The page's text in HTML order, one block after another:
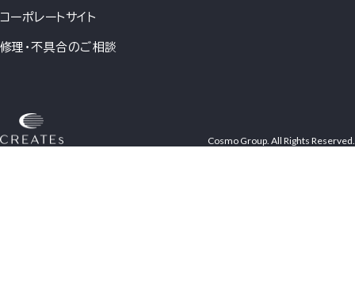
コーポレートサイト
修理・不具合のご相談
Cosmo Group. All Rights Reserved.